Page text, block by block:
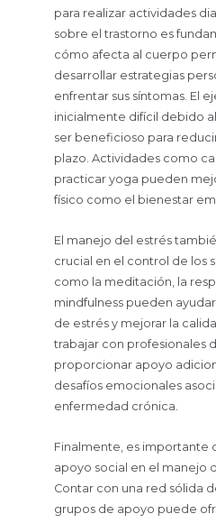
para realizar actividades
sobre el trastorno es
cómo afecta al cuerpo
desarrollar estrategias
enfrentar sus síntomas. El
inicialmente difícil debido
ser beneficioso para
plazo. Actividades como
practicar yoga pueden
físico como el bienestar
El manejo del estrés
crucial en el control de los
como la meditación, la
mindfulness pueden
de estrés y mejorar la
trabajar con profesionales
proporcionar apoyo
desafíos emocionales
enfermedad crónica.
Finalmente, es importante
apoyo social en el manejo
Contar con una red sólida
grupos de apoyo puede